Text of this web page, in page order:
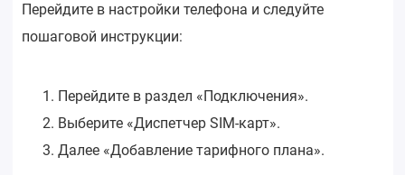
Перейдите в настройки телефона и следуйте
пошаговой инструкции:
Перейдите в раздел «Подключения».
Выберите «Диспетчер SIM-карт».
Далее «Добавление тарифного плана».